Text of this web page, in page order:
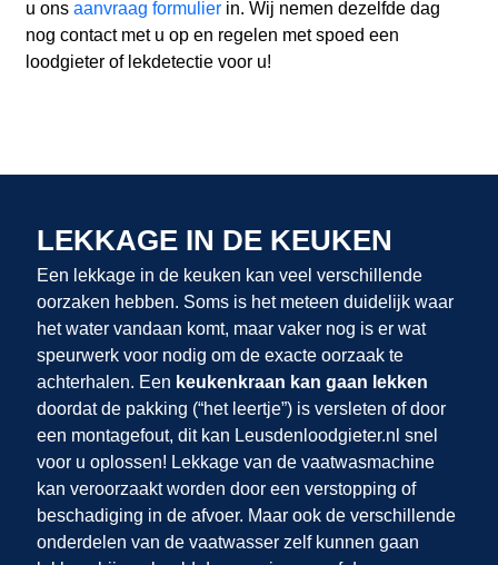
u ons aanvraag formulierin. Wij nemen dezelfde dag
nog contact met u op en regelen met spoed een
loodgieter of lekdetectie voor u!
LEKKAGE IN DE KEUKEN
Een lekkage in de keuken kan veel verschillende
oorzaken hebben. Soms is het meteen duidelijk waar
het water vandaan komt, maar vaker nog is er wat
speurwerk voor nodig om de exacte oorzaak te
achterhalen. Een keukenkraan kan gaan lekken
doordat de pakking (“het leertje”) is versleten of door
een montagefout, dit kan Leusdenloodgieter.nl snel
voor u oplossen! Lekkage van de vaatwasmachine
kan veroorzaakt worden door een verstopping of
beschadiging in de afvoer. Maar ook de verschillende
onderdelen van de vaatwasser zelf kunnen gaan